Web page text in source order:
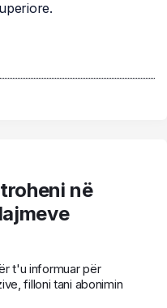
në
t'u informuar për
filloni tani abonimin